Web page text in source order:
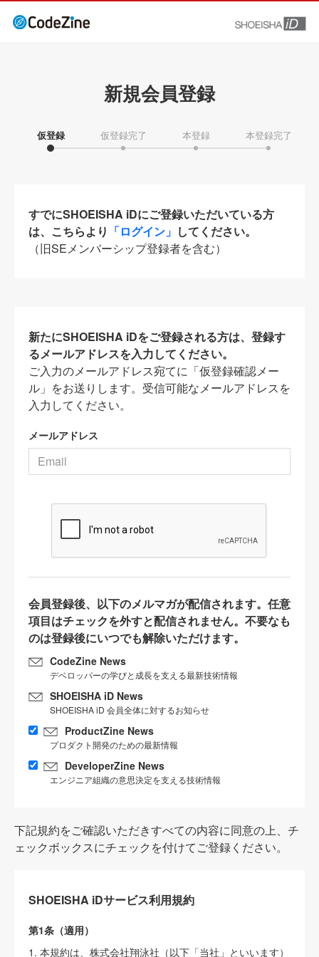
新規会員登録
仮登録 仮登録完了 本登録 本登録完了
すでにSHOEISHA iDにご登録いただいている方
は、こちらより 「ログイン」 してください。
（旧SEメンバーシップ登録者を含む）
新たにSHOEISHA iDをご登録される方は、登録す
るメールアドレスを入力してください。
ご入力のメールアドレス宛てに「仮登録確認メー
ル」をお送りします。受信可能なメールアドレスを
入力してください。
メールアドレス
会員登録後、以下のメルマガが配信されます。任意
項目はチェックを外すと配信されません。不要なも
のは登録後にいつでも解除いただけます。
CodeZine News
デベロッパーの学びと成長を支える最新技術情報
SHOEISHA iD News
SHOEISHA iD 会員全体に対するお知らせ
ProductZine News
プロダクト開発のための最新情報
DeveloperZine News
エンジニア組織の意思決定を支える技術情報
下記規約をご確認いただきすべての内容に同意の上、チ
ェックボックスにチェックを付けてご登録ください。
SHOEISHA iDサービス利用規約
第1条（適用）
1. 本規約は、株式会社翔泳社（以下「当社」といいます）